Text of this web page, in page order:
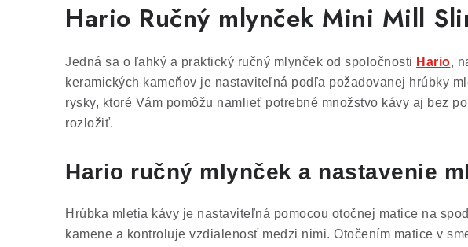
Hario Ručný mlynček Mini Mill
Jedná sa o ľahký a praktický ručný mlynček od spoločnosti Hario,
keramických kameňov je nastaviteľná podľa požadovanej hrúbky
rysky, ktoré Vám pomôžu namlieť potrebné množstvo kávy aj bez
rozložiť.
Hario ručný mlynček a nastavenie
Hrúbka mletia kávy je nastaviteľná pomocou otočnej matice na
kamene a kontroluje vzdialenosť medzi nimi. Otočením matice v